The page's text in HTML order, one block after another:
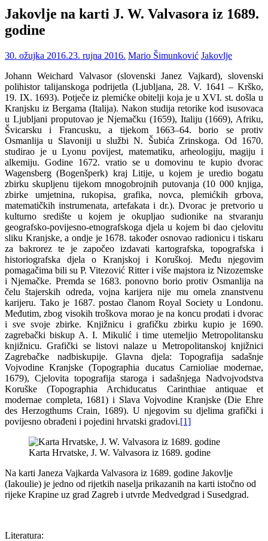
Jakovlje na karti J. W. Valvasora iz 1689.
godine
30. ožujka 2016.23. rujna 2016. Mario Šimunković Jakovlje
Johann Weichard Valvasor (slovenski Janez Vajkard), slovenski
polihistor talijanskoga podrijetla (Ljubljana, 28. V. 1641 – Krško,
19. IX. 1693). Potječe iz plemićke obitelji koja je u XVI. st. došla u
Kranjsku iz Bergama (Italija). Nakon studija retorike kod isusovaca
u Ljubljani proputovao je Njemačku (1659), Italiju (1669), Afriku,
Švicarsku i Francusku, a tijekom 1663–64. borio se protiv
Osmanlija u Slavoniji u službi N. Šubića Zrinskoga. Od 1670.
studirao je u Lyonu povijest, matematiku, arheologiju, magiju i
alkemiju. Godine 1672. vratio se u domovinu te kupio dvorac
Wagensberg (Bogenšperk) kraj Litije, u kojem je uredio bogatu
zbirku skupljenu tijekom mnogobrojnih putovanja (10 000 knjiga,
zbirke umjetnina, rukopisa, grafika, novca, plemićkih grbova,
matematičkih instrumenata, artefakata i dr.). Dvorac je pretvorio u
kulturno središte u kojem je okupljao sudionike na stvaranju
geografsko-povijesno-etnografskoga djela u kojem bi dao cjelovitu
sliku Kranjske, a ondje je 1678. također osnovao radionicu i tiskaru
za bakrorez te je započeo izdavati kartografska, topografska i
historiografska djela o Kranjskoj i Koruškoj. Među njegovim
pomagačima bili su P. Vitezović Ritter i više majstora iz Nizozemske
i Njemačke. Premda se 1683. ponovno borio protiv Osmanlija na
čelu štajerskih odreda, vojna karijera nije mu omela znanstvenu
karijeru. Tako je 1687. postao članom Royal Society u Londonu.
Međutim, zbog visokih troškova morao je na koncu prodati i dvorac
i sve svoje zbirke. Knjižnicu i grafičku zbirku kupio je 1690.
zagrebački biskup A. I. Mikulić i time utemeljio Metropolitansku
knjižnicu. Grafički se listovi nalaze u Metropolitanskoj knjižnici
Zagrebačke nadbiskupije. Glavna djela: Topografija sadašnje
Vojvodine Kranjske (Topographia ducatus Carnioliae modernae,
1679), Cjelovita topografija staroga i sadašnjega Nadvojvodstva
Koruške (Topographia Archiducatus Carinthiae antiquae et
modernae completa, 1681) i Slava Vojvodine Kranjske (Die Ehre
des Herzogthums Crain, 1689). U njegovim su djelima grafički i
povijesno obrađeni i pojedini hrvatski gradovi.[1]
Karta Hrvatske, J. W. Valvasora iz 1689. godine
Na karti Janeza Vajkarda Valvasora iz 1689. godine Jakovlje
(Iakoulie) je jedno od rijetkih naselja prikazanih na karti istočno od
rijeke Krapine uz grad Zagreb i utvrde Medvedgrad i Susedgrad.
Literatura: